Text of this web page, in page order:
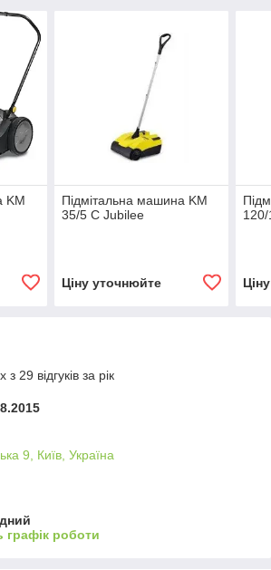
KM
Підмітальна машина KM
35/5 C Jubilee
Ціну уточнюйте
29 відгуків за рік
9, Київ, Україна
графік роботи